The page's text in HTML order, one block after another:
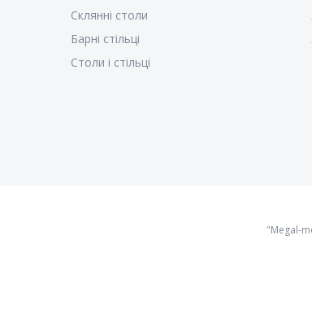
Склянні столи
Барні стільці
Столи і стільці